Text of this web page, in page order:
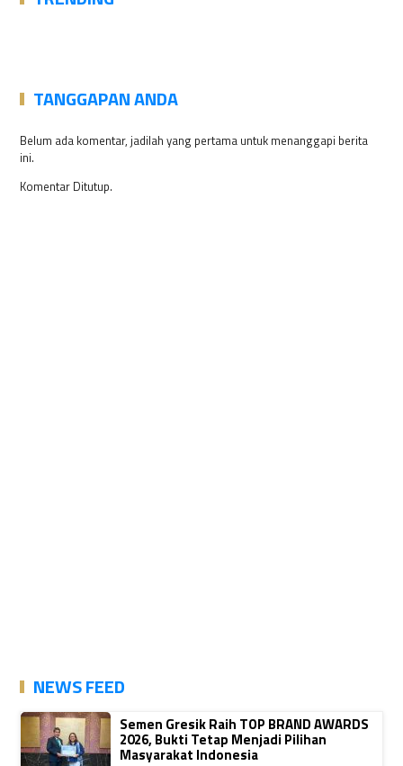
TANGGAPAN ANDA
Belum ada komentar, jadilah yang pertama untuk menanggapi berita
ini.
Komentar Ditutup.
NEWS FEED
Semen Gresik Raih TOP BRAND AWARDS
2026, Bukti Tetap Menjadi Pilihan
Masyarakat Indonesia